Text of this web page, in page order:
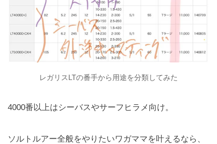
レガリスLTの番手から用途を分類してみた
4000番以上はシーバスやサーフヒラメ向け。
ソルトルアー全般をやりたいワガママを叶えるなら、